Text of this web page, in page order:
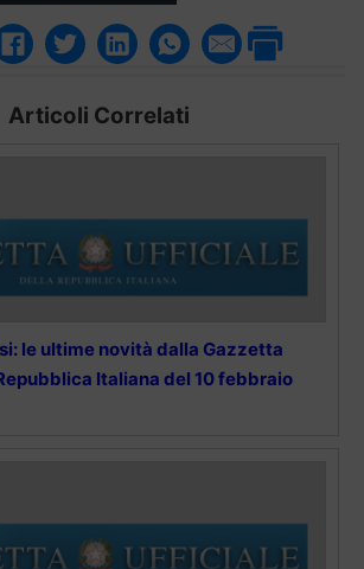
Articoli Correlati
le ultime novità dalla Gazzetta
Italiana del 10 febbraio